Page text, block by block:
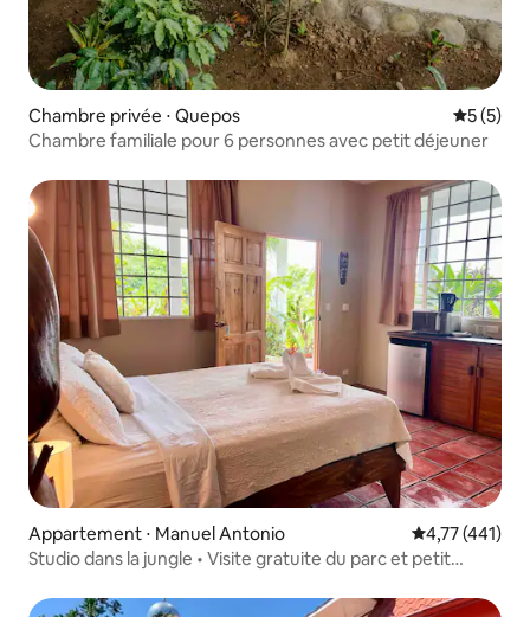
Chambre privée ⋅ Quepos
5 (5)
Chambre familiale pour 6 personnes avec petit déjeuner
Appartement ⋅ Manuel Antonio Évaluation
4,77 (441)
Studio dans la jungle • Visite gratuite du parc et petit